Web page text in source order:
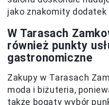
jako znakomity
W Tarasach
również punkty
gastronomiczne
Zakupy w Tarasach
moda i biżuteria,
także bogaty wybór